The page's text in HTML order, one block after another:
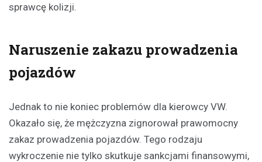
sprawcę kolizji.
Naruszenie zakazu prowadzenia
pojazdów
Jednak to nie koniec problemów dla kierowcy VW.
Okazało się, że mężczyzna zignorował prawomocny
zakaz prowadzenia pojazdów. Tego rodzaju
wykroczenie nie tylko skutkuje sankcjami finansowymi,